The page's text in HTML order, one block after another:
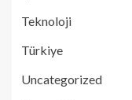
Teknoloji
Türkiye
Uncategorized